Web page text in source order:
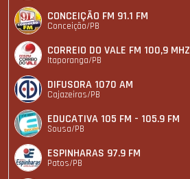
CONCEIÇÃO FM 91.1 FM
Conceição/PB
CORREIO DO VALE FM 100,9 MHZ
Itaporanga/PB
DIFUSORA 1070 AM
Cajazeiras/PB
EDUCATIVA 105 FM - 105.9 FM
Sousa/PB
ESPINHARAS 97.9 FM
Patos/PB